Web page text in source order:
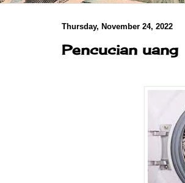
Thursday, November 24, 2022
Pencucian uang